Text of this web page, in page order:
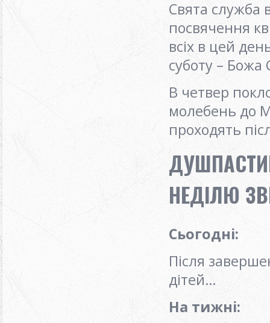
Свята служба
посвячення
всіх в цей
суботу –
В четвер
молебень до
проходять
НЕДІЛЮ
Сьогодні:
Після
дітей…
На тижні: